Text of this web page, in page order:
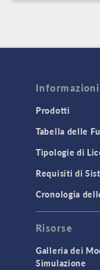
Prodotti
Tabella delle
Tipologie di
Requisiti di
Cronologia
Risorse
Galleria dei
Simulazione